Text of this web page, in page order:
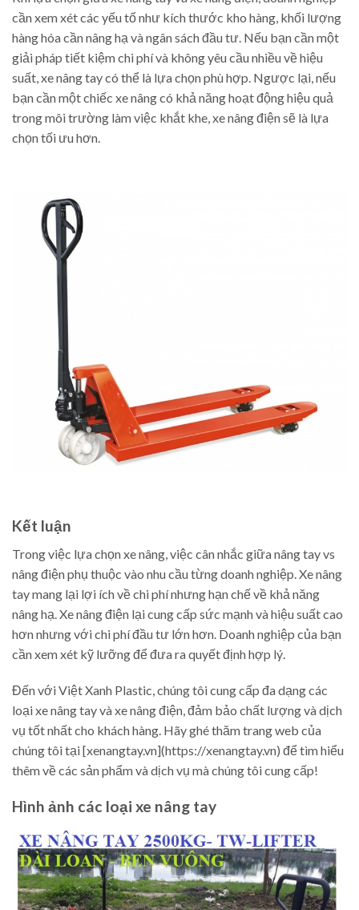
cần xem xét các yếu tố như kích thước kho hàng, khối lượng
hàng hóa cần nâng hạ và ngân sách đầu tư. Nếu bạn cần một
giải pháp tiết kiệm chi phí và không yêu cầu nhiều về hiệu
suất, xe nâng tay có thể là lựa chọn phù hợp. Ngược lại, nếu
bạn cần một chiếc xe nâng có khả năng hoạt động hiệu quả
trong môi trường làm việc khắt khe, xe nâng điện sẽ là lựa
chọn tối ưu hơn.
Kết luận
Trong việc lựa chọn xe nâng, việc cân nhắc giữa nâng tay vs
nâng điện phụ thuộc vào nhu cầu từng doanh nghiệp. Xe nâng
tay mang lại lợi ích về chi phí nhưng hạn chế về khả năng
nâng hạ. Xe nâng điện lại cung cấp sức mạnh và hiệu suất cao
hơn nhưng với chi phí đầu tư lớn hơn. Doanh nghiệp của bạn
cần xem xét kỹ lưỡng để đưa ra quyết định hợp lý.
Đến với Việt Xanh Plastic, chúng tôi cung cấp đa dạng các
loại xe nâng tay và xe nâng điện, đảm bảo chất lượng và dịch
vụ tốt nhất cho khách hàng. Hãy ghé thăm trang web của
chúng tôi tại [xenangtay.vn](https://xenangtay.vn) để tìm hiểu
thêm về các sản phẩm và dịch vụ mà chúng tôi cung cấp!
Hình ảnh các loại xe nâng tay